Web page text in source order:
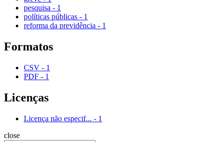
pesquisa - 1
políticas públicas - 1
reforma da previdência - 1
Formatos
CSV - 1
PDF - 1
Licenças
Licença não especif... - 1
close